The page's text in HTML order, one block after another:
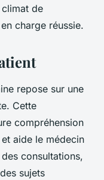
de
charge réussie.
repose sur une
Cette
compréhension
aide le médecin
consultations,
sujets